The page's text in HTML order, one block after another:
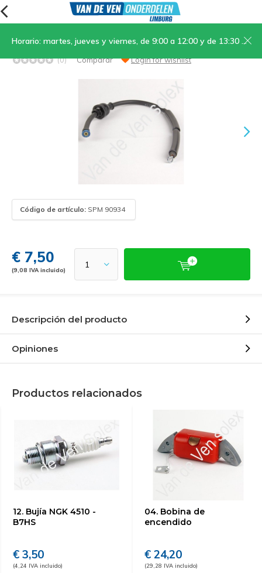
Horario: martes, jueves y viernes, de 9:00 a 12:00 y de 13:30 a 17:00; sábados, de 9:00 a 12:00
18. Cable de bujía completo
(0) Comparar Login for wishlist
Código de artículo: SPM 90934
€ 7,50
(9,08 IVA incluido)
Descripción del producto
Opiniones
Productos relacionados
12. Bujía NGK 4510 -
B7HS
€ 3,50
(4,24 IVA incluido)
04. Bobina de
encendido
€ 24,20
(29,28 IVA incluido)